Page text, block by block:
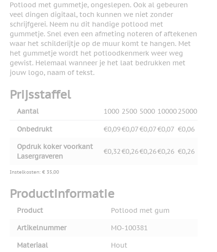
Potlood met gummetje, ongeslepen. Ook al gebeuren
veel dingen digitaal, toch kunnen we niet zonder
schrijfgerei. Neem nu dit handige potlood met
gummetje. Snel even een afmeting noteren of aftekenen
waar het schilderijtje op de muur komt te hangen. Met
het gummetje wordt het potloodkenmerk weer weg
gewist. Helemaal wanneer je het laat bedrukken met
jouw logo, naam of tekst.
Prijsstaffel
Aantal 1000 2500 5000 1000025000
Onbedrukt €0,09€0,07€0,07€0,07 €0,06
Opdruk koker voorkant
Lasergraveren
€0,32€0,26€0,26€0,26 €0,26
Instelkosten: € 35,00
Productinformatie
Product
Potlood met gum
Artikelnummer
MO-100381
Materiaal
Hout